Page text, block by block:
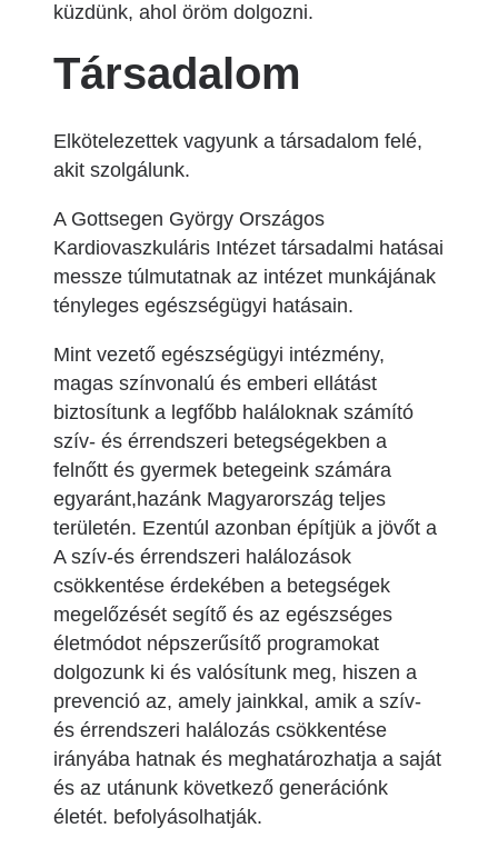
küzdünk, ahol öröm dolgozni.
Társadalom
Elkötelezettek vagyunk a társadalom felé,
akit szolgálunk.
A Gottsegen György Országos
Kardiovaszkuláris Intézet társadalmi hatásai
messze túlmutatnak az intézet munkájának
tényleges egészségügyi hatásain.
Mint vezető egészségügyi intézmény,
magas színvonalú és emberi ellátást
biztosítunk a legfőbb haláloknak számító
szív- és érrendszeri betegségekben a
felnőtt és gyermek betegeink számára
egyaránt,hazánk Magyarország teljes
területén. Ezentúl azonban építjük a jövőt a
A szív-és érrendszeri halálozások
csökkentése érdekében a betegségek
megelőzését segítő és az egészséges
életmódot népszerűsítő programokat
dolgozunk ki és valósítunk meg, hiszen a
prevenció az, amely jainkkal, amik a szív-
és érrendszeri halálozás csökkentése
irányába hatnak és meghatározhatja a saját
és az utánunk következő generációnk
életét. befolyásolhatják.